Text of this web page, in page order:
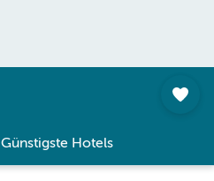
Günstigste Hotels